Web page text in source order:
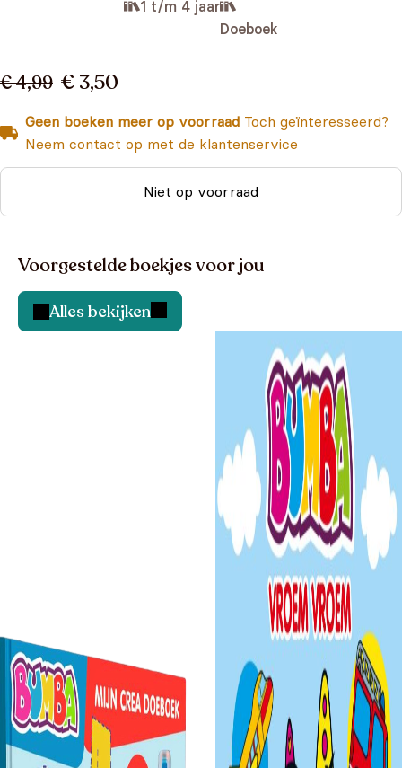
1 t/m 4 jaar
Doeboek
€ 4,99 € 3,50
Geen boeken meer op voorraad Toch geïnteresseerd?
Neem contact op met de klantenservice
Niet op voorraad
Voorgestelde boekjes voor jou
Alles bekijken